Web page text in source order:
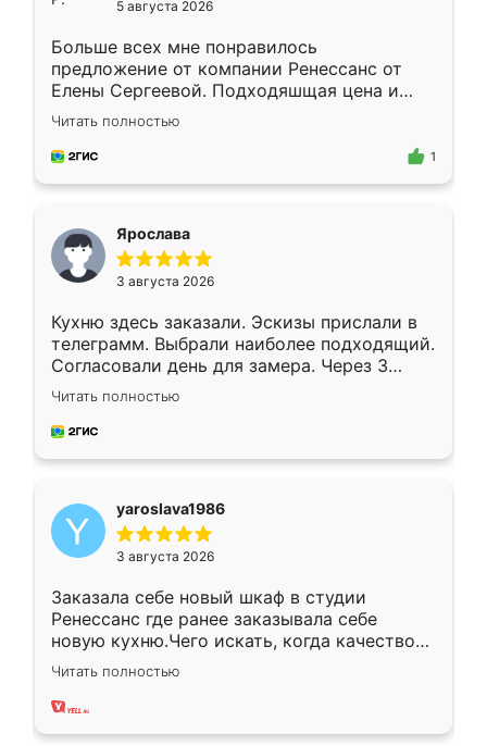
5 августа 2026
Больше всех мне понравилось
предложение от компании Ренессанс от
Елены Сергеевой. Подходяшщая цена и
короткие сроки изготовления. Приехавший
для замера сотрудник Владислав
предложил по моему эскизу самый
Читать полностью
1
Ярослава
3 августа 2026
Кухню здесь заказали. Эскизы прислали в
телеграмм. Выбрали наиболее подходящий.
Согласовали день для замера. Через 3
недели кухня была уже готова. Остались
довольны работой. Спасибо Ренессанс
мебель за качественную работу!
Читать полностью
yaroslava1986
3 августа 2026
Заказала себе новый шкаф в студии
Ренессанс где ранее заказывала себе
новую кухню.Чего искать, когда качеством
вполне довольна. Служит кухня уже почти
два года, нареканий нет.
Читать полностью